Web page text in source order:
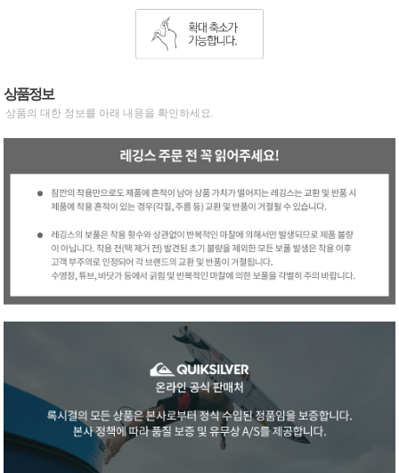
상품정보
상품의 대한 정보를 아래 내용을 확인하세요.